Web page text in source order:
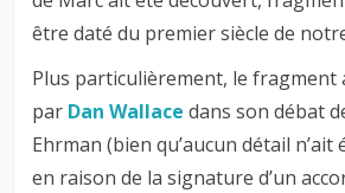
être daté du premier siècle de
Plus particulièrement, le fragment
par Dan Wallace dans son débat
Ehrman (bien qu’aucun détail n’ait
en raison de la signature d’un